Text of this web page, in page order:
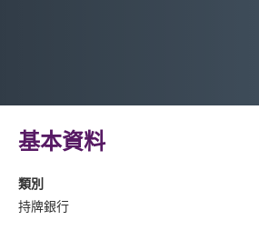
基本資料
類別
持牌銀行